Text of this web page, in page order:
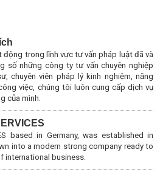
động trong lĩnh vực tư vấn pháp luật đã và
số những công ty tư vấn chuyên nghiệp
chuyên viên pháp lý kinh nghiệm, năng
việc, chúng tôi luôn cung cấp dịch vụ
của mình.
based in Germany, was established in
into a modern strong company ready to
international business.